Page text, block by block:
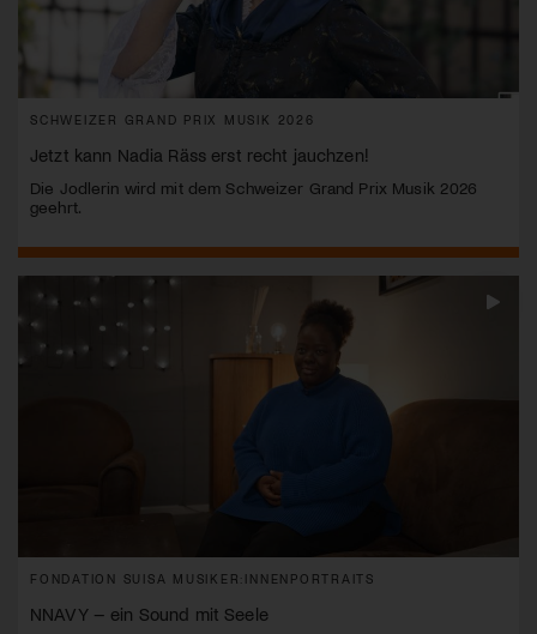
SCHWEIZER GRAND PRIX MUSIK 2026
Jetzt kann Nadia Räss erst recht jauchzen!
Die Jodlerin wird mit dem Schweizer Grand Prix Musik 2026
geehrt.
FONDATION SUISA MUSIKER:INNENPORTRAITS
NNAVY – ein Sound mit Seele